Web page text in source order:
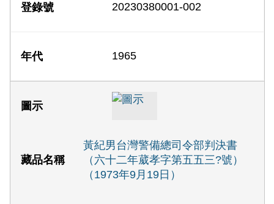
20230380001-002
1965
黃紀男台灣警備總司令部判決書
（六十二年葳孝字第五五三?號）
（1973年9月19日）